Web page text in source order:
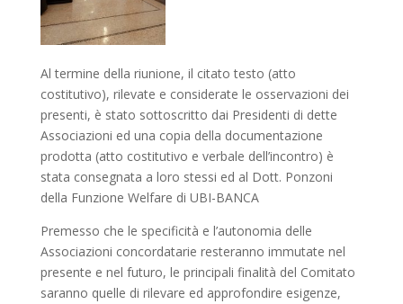
Al termine della riunione, il citato testo (atto
costitutivo), rilevate e considerate le osservazioni dei
presenti, è stato sottoscritto dai Presidenti di dette
Associazioni ed una copia della documentazione
prodotta (atto costitutivo e verbale dell’incontro) è
stata consegnata a loro stessi ed al Dott. Ponzoni
della Funzione Welfare di UBI-BANCA
Premesso che le specificità e l’autonomia delle
Associazioni concordatarie resteranno immutate nel
presente e nel futuro, le principali finalità del Comitato
saranno quelle di rilevare ed approfondire esigenze,